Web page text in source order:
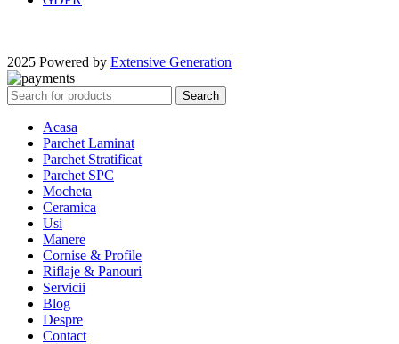
2025 Powered by Extensive Generation
Search
Acasa
Parchet Laminat
Parchet Stratificat
Parchet SPC
Mocheta
Ceramica
Usi
Manere
Cornise & Profile
Riflaje & Panouri
Servicii
Blog
Despre
Contact